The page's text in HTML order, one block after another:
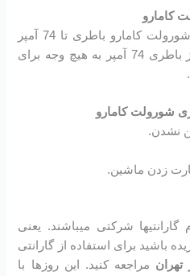
کامارو
توجه داشته باشید که بر روی شورولت کامارو باطری تا 74 آمپر
میشود نصب کرد ولی بیشتر از باطری 74 آمپر به هیچ وجه برای
شورولت کامارو
نشدن.
زدن ماشین.
گارانتیها شرکتی میباشند. یعنی
باشید برای استفاده از گارانتی
تهران مراجعه کنید. این روزها با